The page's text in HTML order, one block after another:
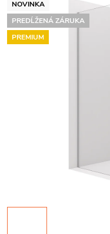
NOVINKA
PREDĹŽENÁ ZÁRUKA
PREMIUM